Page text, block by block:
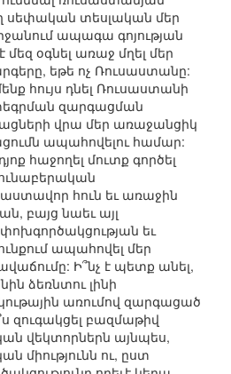
սեփական տեսլական մեր
ապագա գոյության
մեզ օգնել առաջ մղել մեր
եթե ոչ Ռուսաստանը:
հույս դնել Ռուսաստանի
զարգացման
վրա մեր առաջանցիկ
ապահովելու համար:
հաջողել մուտք գործել
հուն եւ առաջին
բայց նաեւ այլ
եւ
ապահովել մեր
Ի՞նչ է պետք անել,
ձեռնտու լինի
առումով զարգացած
զուգակցել բազմաթիվ
վեկտորներն այնպես,
միությունն ու, ըստ